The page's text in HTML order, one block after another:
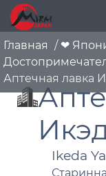
Главная / ❤
Аптечная лавка
Ikeda